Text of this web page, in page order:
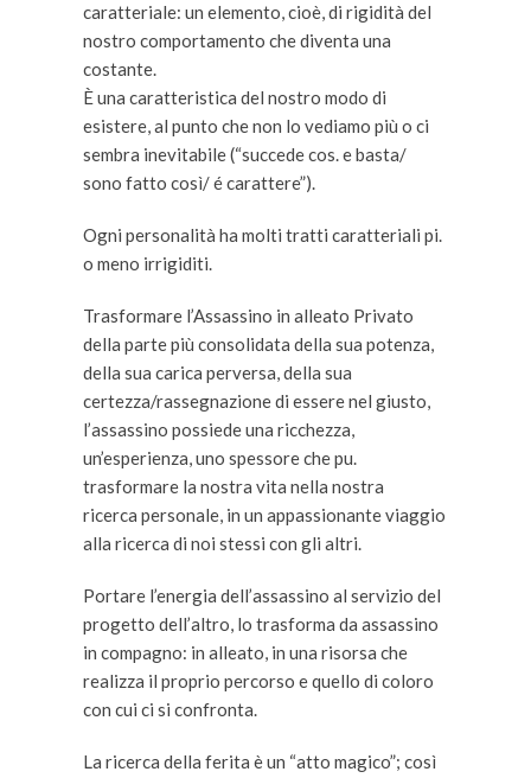
caratteriale: un elemento, cioè, di rigidità del
nostro comportamento che diventa una
costante.
È una caratteristica del nostro modo di
esistere, al punto che non lo vediamo più o ci
sembra inevitabile (“succede cos. e basta/
sono fatto così/ é carattere”).
Ogni personalità ha molti tratti caratteriali pi.
o meno irrigiditi.
Trasformare l’Assassino in alleato Privato
della parte più consolidata della sua potenza,
della sua carica perversa, della sua
certezza/rassegnazione di essere nel giusto,
l’assassino possiede una ricchezza,
un’esperienza, uno spessore che pu.
trasformare la nostra vita nella nostra
ricerca personale, in un appassionante viaggio
alla ricerca di noi stessi con gli altri.
Portare l’energia dell’assassino al servizio del
progetto dell’altro, lo trasforma da assassino
in compagno: in alleato, in una risorsa che
realizza il proprio percorso e quello di coloro
con cui ci si confronta.
La ricerca della ferita è un “atto magico”; così